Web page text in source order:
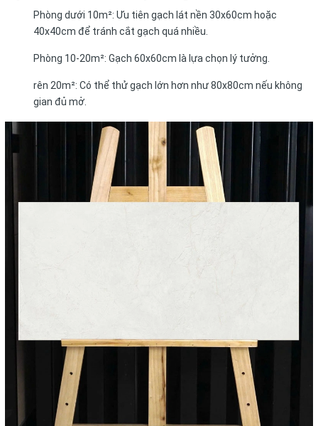
Phòng dưới 10m²: Ưu tiên gạch lát nền 30x60cm hoặc
40x40cm để tránh cắt gạch quá nhiều.
Phòng 10-20m²: Gạch 60x60cm là lựa chọn lý tưởng.
rên 20m²: Có thể thử gạch lớn hơn như 80x80cm nếu không
gian đủ mở.